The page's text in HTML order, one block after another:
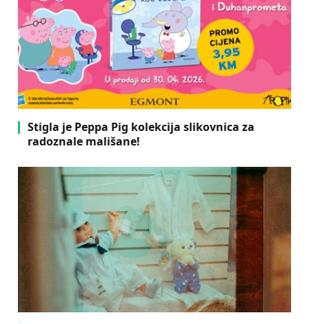
Stigla je Peppa Pig kolekcija slikovnica za
radoznale mališane!